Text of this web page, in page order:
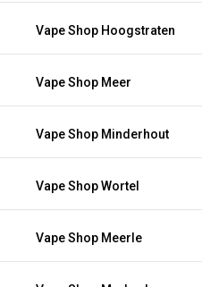
Vape Shop Hoogstraten
Vape Shop Meer
Vape Shop Minderhout
Vape Shop Wortel
Vape Shop Meerle